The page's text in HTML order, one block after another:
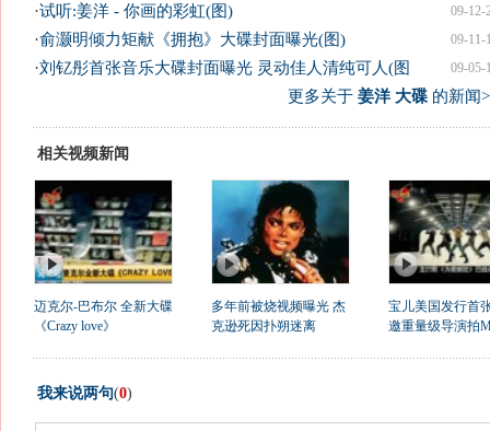
09-12-
·试听:姜洋 - 你画的彩虹(图)
09-11-
·俞灏明倾力矩献《拥抱》大碟封面曝光(图)
09-05-
·刘钇彤首张音乐大碟封面曝光 灵动佳人清纯可人(图
更多关于 姜洋 大碟的新闻
相关视频新闻
迈克尔-巴布尔 全新大碟
《Crazy love》
多年前被烧视频曝光 杰
克逊死因扑朔迷离
宝儿美国发行首
邀重量级导演拍
我来说两句(0)